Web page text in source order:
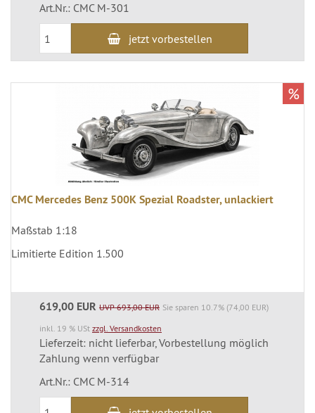
Art.Nr.: CMC M-301
jetzt vorbestellen
CMC Mercedes Benz 500K Spezial Roadster, unlackiert
Maßstab 1:18
Limitierte Edition 1.500
619,00 EUR UVP 693,00 EUR Sie sparen 10.7% (74,00 EUR)
inkl. 19 % USt zzgl. Versandkosten
Lieferzeit: nicht lieferbar, Vorbestellung möglich
Zahlung wenn verfügbar
Art.Nr.: CMC M-314
%